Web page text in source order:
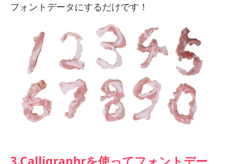
フォントデータにするだけです！